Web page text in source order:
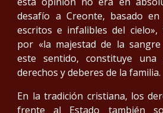
desafío a Creonte, basado
escritos e infalibles del cielo»,
por «la majestad de la sangre
este sentido, constituye una
derechos y deberes de la familia.
En la tradición cristiana, los
frente al Estado también